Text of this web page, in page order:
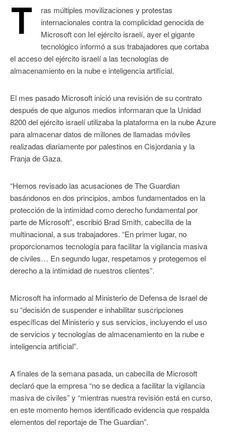
T
ras múltiples movilizaciones y protestas
internacionales contra la complicidad genocida de
Microsoft con Iel ejército israelí, ayer el gigante
tecnológico informó a sus trabajadores que cortaba
el acceso del ejército israelí a las tecnologías de
almacenamiento en la nube e inteligencia artificial.
El mes pasado Microsoft inició una revisión de su contrato
después de que algunos medios informaran que la Unidad
8200 del ejército israelí utilizaba la plataforma en la nube Azure
para almacenar datos de millones de llamadas móviles
realizadas diariamente por palestinos en Cisjordania y la
Franja de Gaza.
“Hemos revisado las acusaciones de The Guardian
basándonos en dos principios, ambos fundamentados en la
protección de la intimidad como derecho fundamental por
parte de Microsoft”, escribió Brad Smith, cabecilla de la
multinacional, a sus trabajadores. “En primer lugar, no
proporcionamos tecnología para facilitar la vigilancia masiva
de civiles… En segundo lugar, respetamos y protegemos el
derecho a la intimidad de nuestros clientes”.
Microsoft ha informado al Ministerio de Defensa de Israel de
su “decisión de suspender e inhabilitar suscripciones
específicas del Ministerio y sus servicios, incluyendo el uso
de servicios y tecnologías de almacenamiento en la nube e
inteligencia artificial”.
A finales de la semana pasada, un cabecilla de Microsoft
declaró que la empresa “no se dedica a facilitar la vigilancia
masiva de civiles” y “mientras nuestra revisión está en curso,
en este momento hemos identificado evidencia que respalda
elementos del reportaje de The Guardian”.